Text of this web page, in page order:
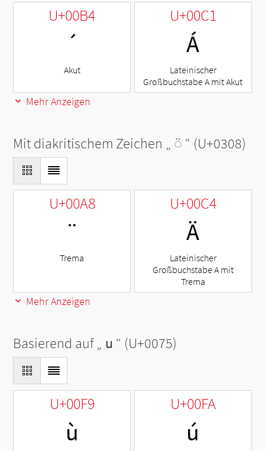
U+00B4
´
Akut
U+00C1
Á
Lateinischer
Großbuchstabe A mit Akut
Mehr Anzeigen
Mit diakritischem Zeichen „ ◌̈ “ (U+0308)
U+00A8
¨
Trema
U+00C4
Ä
Lateinischer
Großbuchstabe A mit
Trema
Mehr Anzeigen
Basierend auf „ u “ (U+0075)
U+00F9
ù
U+00FA
ú